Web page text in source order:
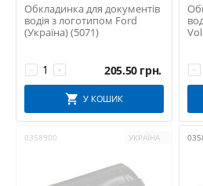
Обкладинка для документів
водія з логотипом Ford
(Україна) (5071)
+
− 205.50 грн.
У КОШИК
−
0358900 УКРАЇНА